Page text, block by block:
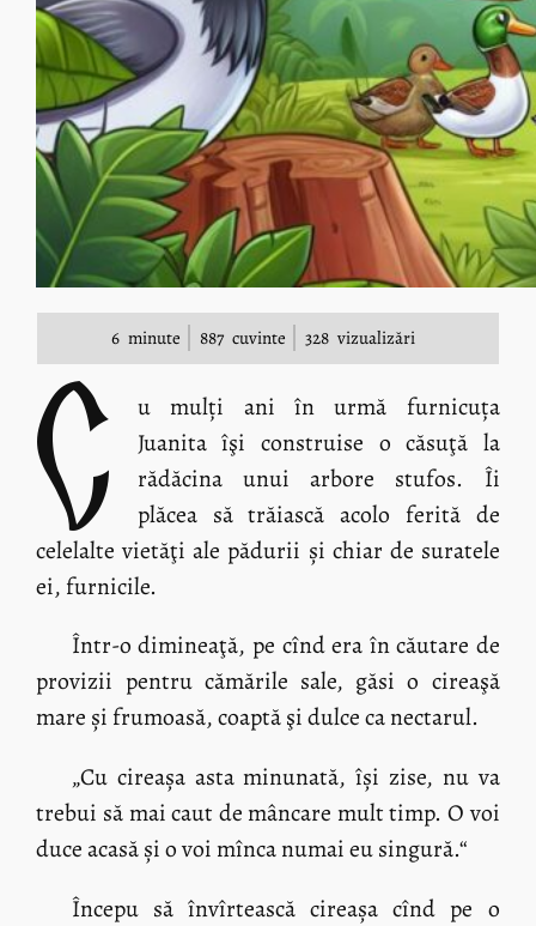
6 minute 887 cuvinte 328 vizualizări
C
u mulți ani în urmă furnicuța
Juanita îşi construise o căsuţă la
rădăcina unui arbore stufos. Îi
plăcea să trăiască acolo ferită de
celelalte vietăţi ale pădurii și chiar de suratele
ei, furnicile.
Într-o dimineaţă, pe cînd era în căutare de
provizii pentru cămările sale, găsi o cireaşă
mare și frumoasă, coaptă şi dulce ca nectarul.
„Cu cireașa asta minunată, își zise, nu va
trebui să mai caut de mâncare mult timp. O voi
duce acasă și o voi mînca numai eu singură.“
Începu să învîrtească cireașa cînd pe o